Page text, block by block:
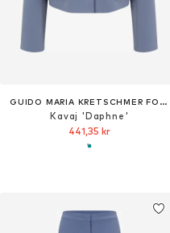
GUIDO MARIA KRETSCHMER FOR BRIDGERTON
Kavaj 'Daphne'
441,35 kr